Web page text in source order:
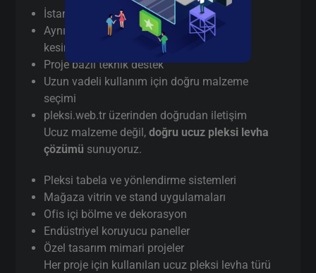
İstanbul’da gerçek üretici(aracı değil)
Aynı gün / hızlı terminli ucuz pleksi levha
kesim
Proje bazlı teknik destek
Uzun vadeli kullanım için doğru malzeme
seçimi
pleksi.web.tr üzerinden doğrudan iletişim
Ucuz malzeme değil,doğru ucuz pleksi levha
çözümü sunuyoruz.
Pleksi tabela ve yönlendirme sistemleri
Mağaza vitrin ve stand uygulamaları
Ofis içi bölme ve dekorasyon
Endüstriyel koruyucu paneller
Özel tasarım mimari projeler
Her proje için kullanılan ucuz pleksi levha türü